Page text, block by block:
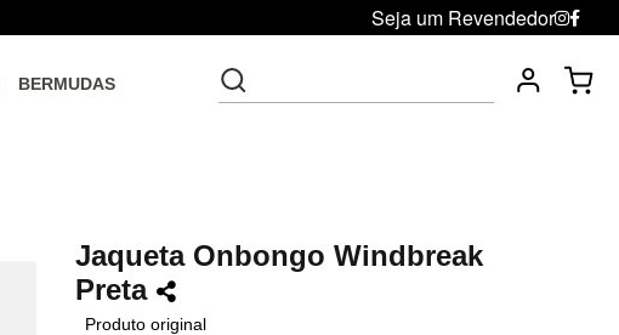
Seja um Revendedor
BERMUDAS
Jaqueta Onbongo Windbreak
Preta
Produto original